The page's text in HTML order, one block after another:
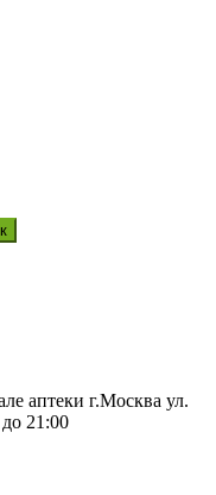
аптеки г.Москва ул.
21:00